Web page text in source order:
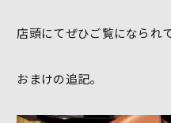
店頭にてぜひご覧になられ
おまけの追記。